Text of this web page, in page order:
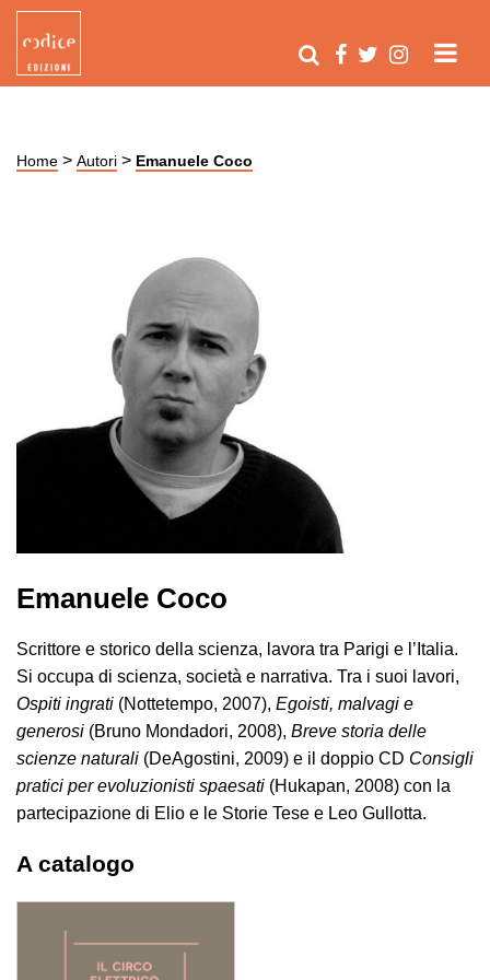
Home > Autori > Emanuele Coco
Emanuele Coco
Scrittore e storico della scienza, lavora tra Parigi e l’Italia.
Si occupa di scienza, società e narrativa. Tra i suoi lavori,
Ospiti ingrati (Nottetempo, 2007), Egoisti, malvagi e
generosi (Bruno Mondadori, 2008), Breve storia delle
scienze naturali (DeAgostini, 2009) e il doppio CD Consigli
pratici per evoluzionisti spaesati (Hukapan, 2008) con la
partecipazione di Elio e le Storie Tese e Leo Gullotta.
A catalogo